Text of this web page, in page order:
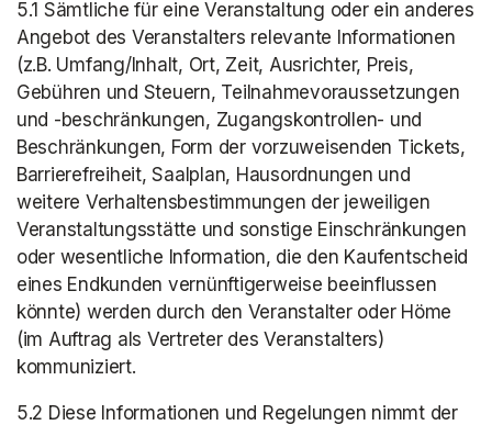
5.1 Sämtliche für eine Veranstaltung oder ein anderes
Angebot des Veranstalters relevante Informationen
(z.B. Umfang/Inhalt, Ort, Zeit, Ausrichter, Preis,
Gebühren und Steuern, Teilnahmevoraussetzungen
und -beschränkungen, Zugangskontrollen- und
Beschränkungen, Form der vorzuweisenden Tickets,
Barrierefreiheit, Saalplan, Hausordnungen und
weitere Verhaltensbestimmungen der jeweiligen
Veranstaltungsstätte und sonstige Einschränkungen
oder wesentliche Information, die den Kaufentscheid
eines Endkunden vernünftigerweise beeinflussen
könnte) werden durch den Veranstalter oder Höme
(im Auftrag als Vertreter des Veranstalters)
kommuniziert.
5.2 Diese Informationen und Regelungen nimmt der